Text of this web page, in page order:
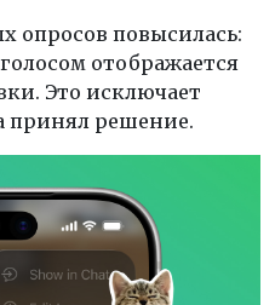
опросов повысилась:
отображается
Это исключает
принял решение.